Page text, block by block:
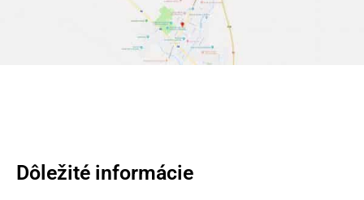
Dôležité informácie